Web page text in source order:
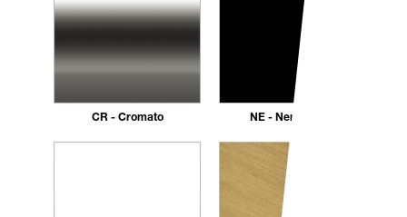
CR - Cromato NE - Nero opaco